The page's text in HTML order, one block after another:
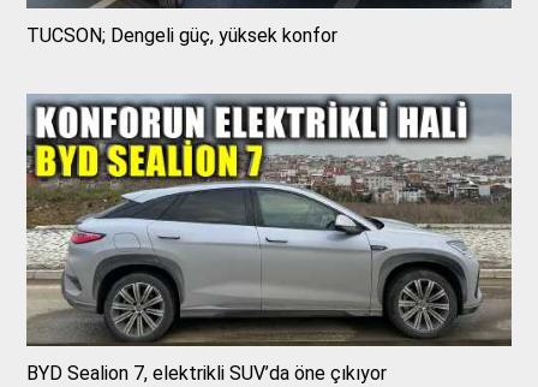
TUCSON; Dengeli güç, yüksek konfor
BYD Sealion 7, elektrikli SUV’da öne çıkıyor